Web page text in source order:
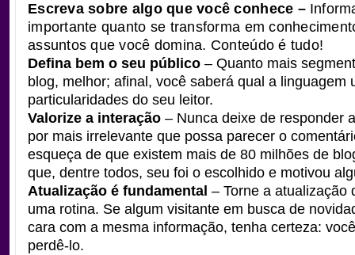
Escreva sobre algo que você conhece –
importante quanto se transforma em
assuntos que você domina. Conteúdo é tudo!
Defina bem o seu público – Quanto mais
blog, melhor; afinal, você saberá qual a linguagem
particularidades do seu leitor.
Valorize a interação – Nunca deixe de responder
por mais irrelevante que possa parecer o
esqueça de que existem mais de 80 milhões de
que, dentre todos, seu foi o escolhido e motivou
Atualização é fundamental – Torne a atualização
uma rotina. Se algum visitante em busca de
cara com a mesma informação, tenha certeza:
perdê-lo.